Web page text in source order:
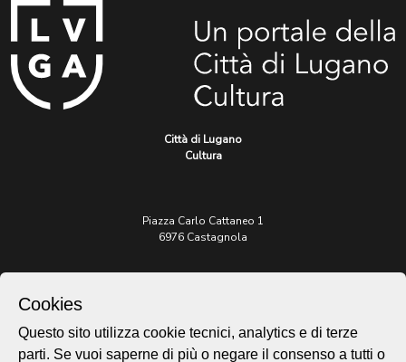
Città di Lugano
Cultura
Piazza Carlo Cattaneo 1
6976 Castagnola
patrimonio@lugano.ch
t. +41 58 866 68 50
Cookies
Questo sito utilizza cookie tecnici, analytics e di terze
parti. Se vuoi saperne di più o negare il consenso a tutti o